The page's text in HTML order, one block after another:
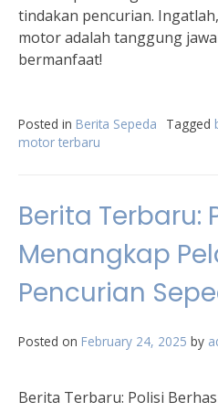
tindakan pencurian.
motor adalah tanggung
bermanfaat!
Posted in Berita Sepeda Tagged
motor terbaru
Berita Terbaru:
Menangkap
Pencurian
Posted on February 24, 2025 by
Berita Terbaru: Polisi